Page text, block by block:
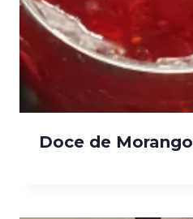
Doce de Morango